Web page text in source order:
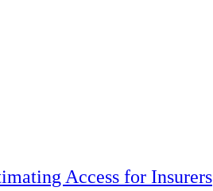
Access for Insurers